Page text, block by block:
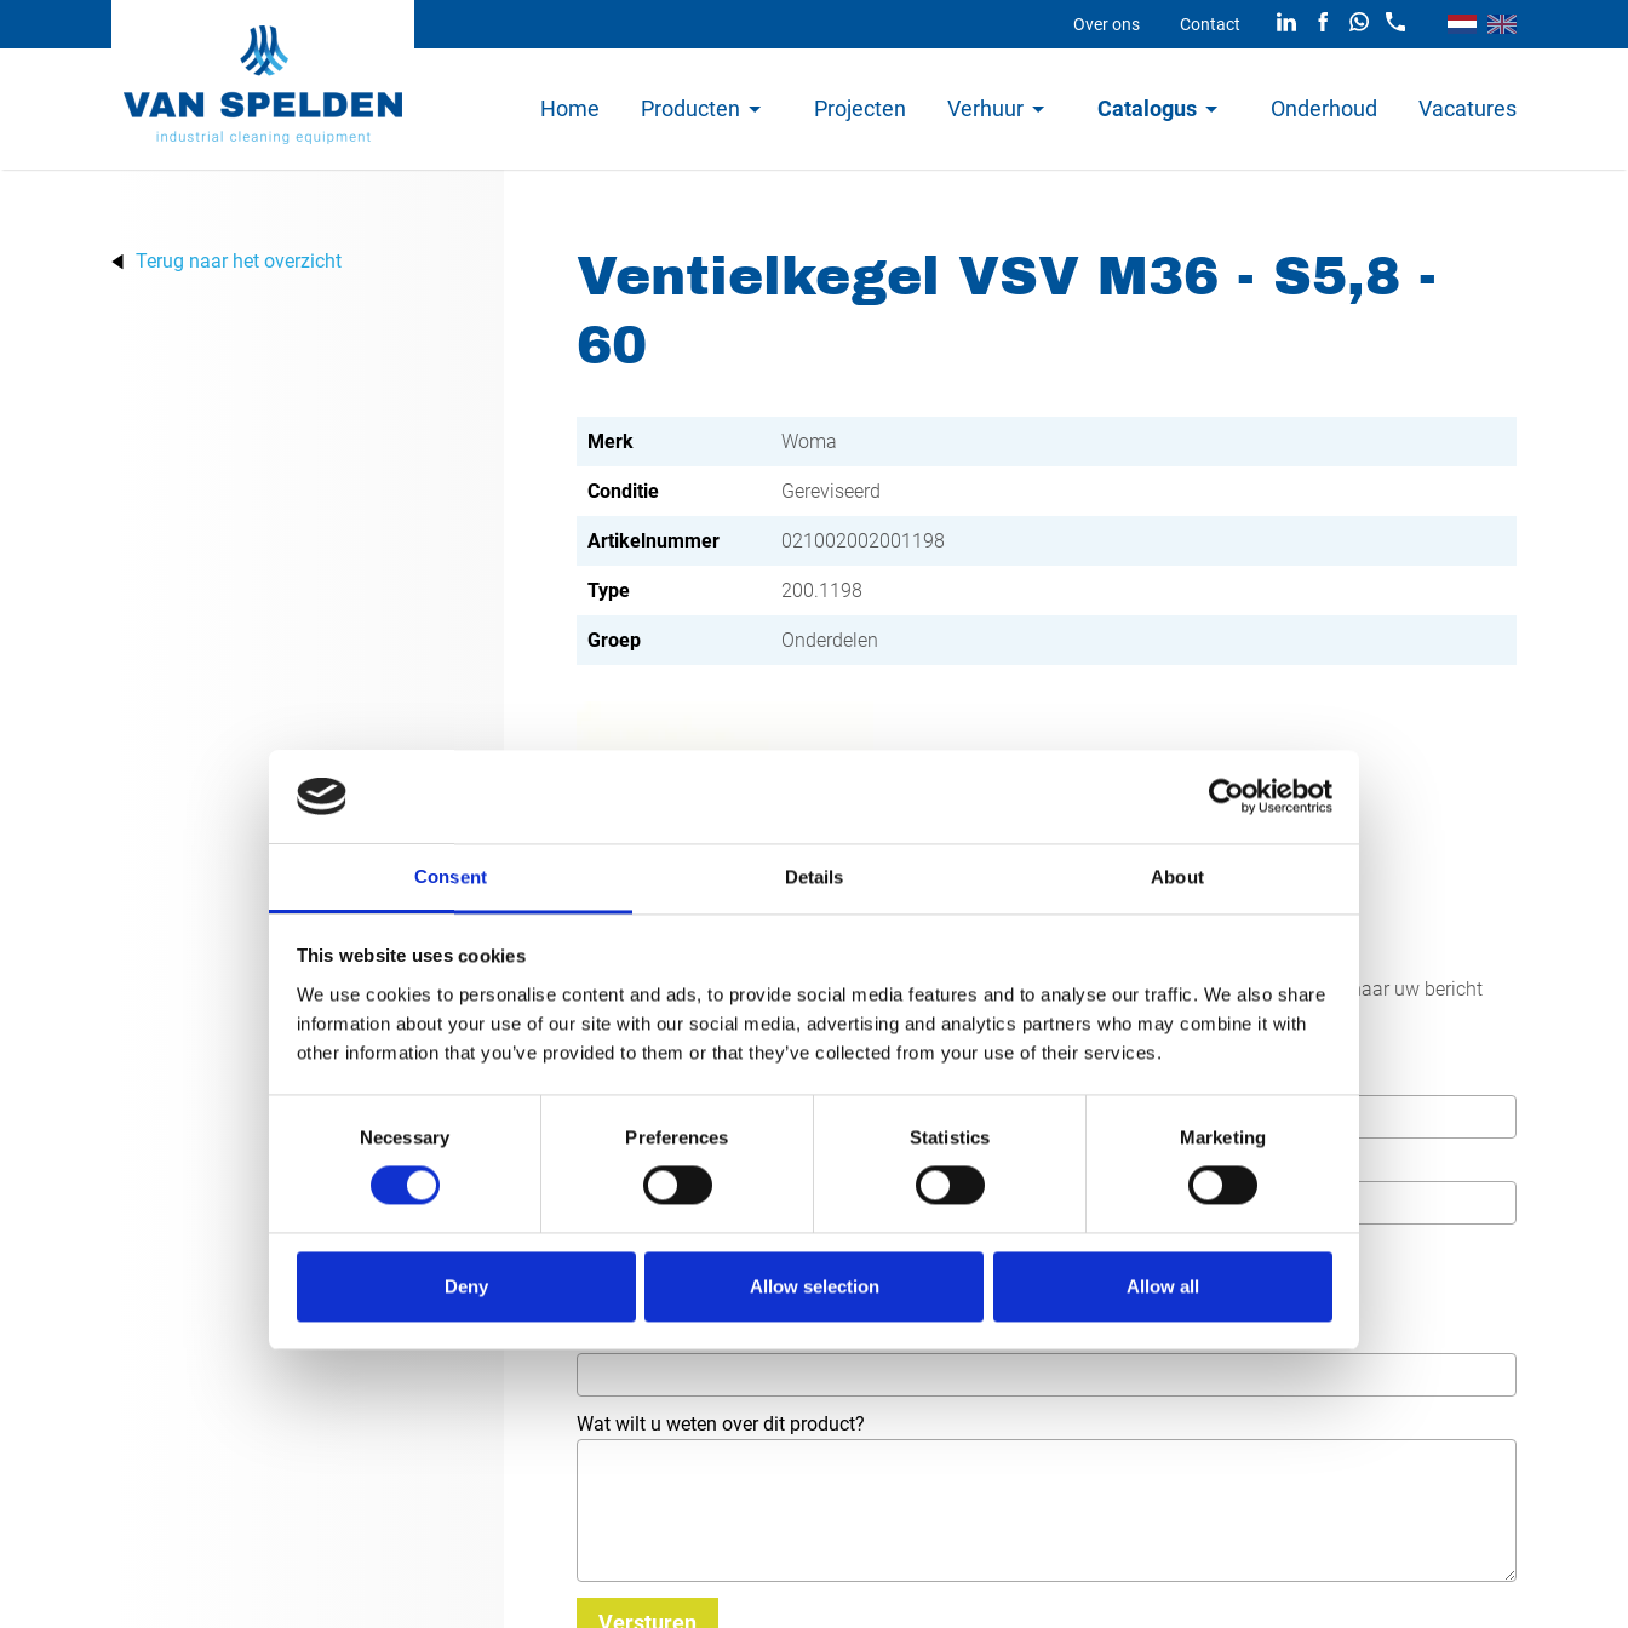
Consent Details About
This website uses cookies
We use cookies to personalise content and ads, to provide social media features and to analyse our traffic. We also share
information about your use of our site with our social media, advertising and analytics partners who may combine it with
other information that you’ve provided to them or that they’ve collected from your use of their services.
Necessary Preferences Statistics Marketing
Deny Allow selection Allow all
Over ons Contact
Home Producten Projecten Verhuur Catalogus Onderhoud Vacatures
Terug naar het overzicht
Ventielkegel VSV M36 - S5,8 -
60
Merk Woma
Conditie Gereviseerd
Artikelnummer 021002002001198
Type 200.1198
Groep Onderdelen
Alle vragen en opmerkingen kunt u via onderstaand formulier aan ons sturen. Wij streven ernaar uw bericht
binnen 1 werkdag te beantwoorden.
Bedrijfsnaam *
Telefoonnummer
Wat wilt u weten over dit product?
Versturen